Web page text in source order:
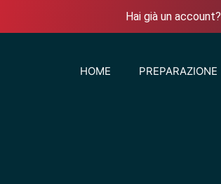
Hai già un account?
HOME PREPARAZIONE